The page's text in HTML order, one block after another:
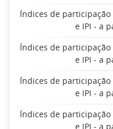
Índices de participação
e IPI - a
Índices de participação
e IPI - a
Índices de participação
e IPI - a
Índices de participação
e IPI - a